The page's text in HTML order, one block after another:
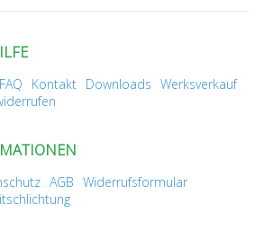
FAQ Kontakt Downloads Werksverkauf
AGB Widerrufsformular